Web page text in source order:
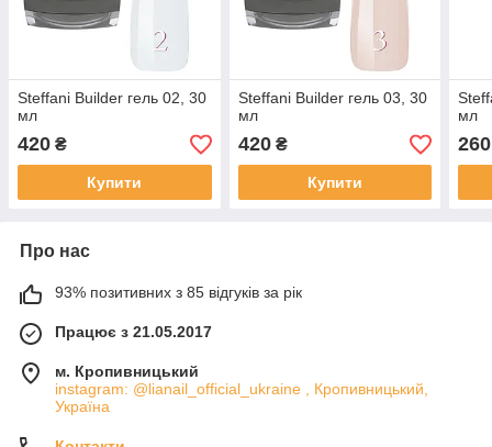
Steffani Builder гель 02, 30
мл
420 ₴
Купити
Steffani Builder гель 03, 30
мл
420₴
Купити
мл
260
Про нас
93% позитивних з 85 відгуків за рік
Працює з 21.05.2017
м. Кропивницький
instagram: @lianail_official_ukraine , Кропивницький,
Україна